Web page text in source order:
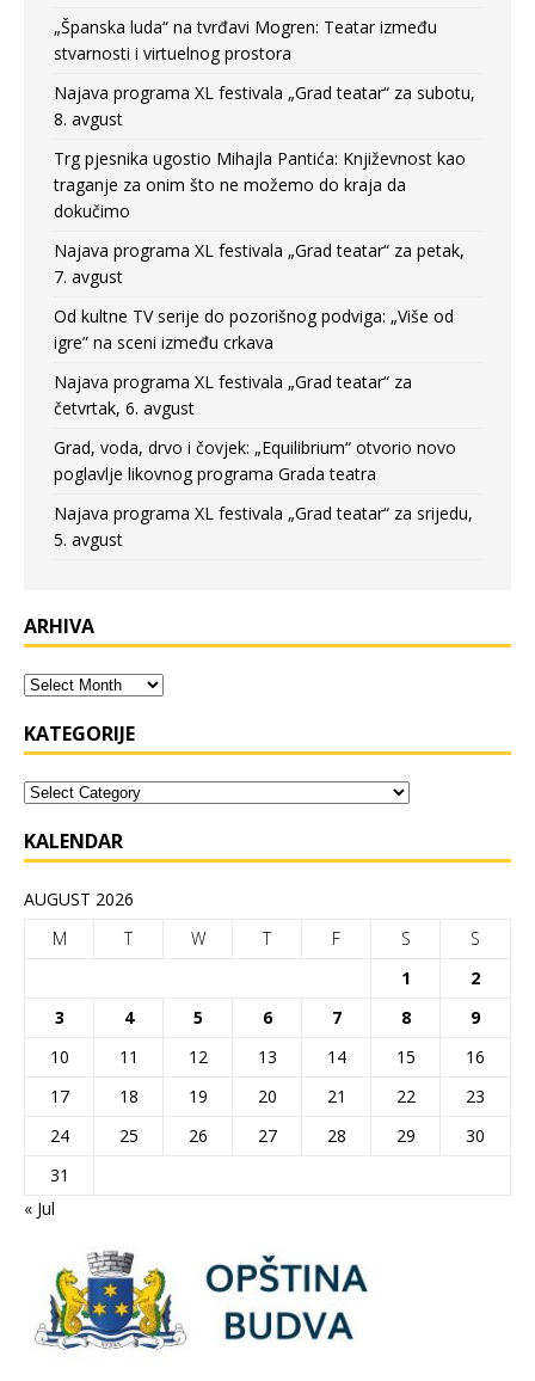
„Španska luda“ na tvrđavi Mogren: Teatar između
stvarnosti i virtuelnog prostora
Najava programa XL festivala „Grad teatar“ za subotu,
8. avgust
Trg pjesnika ugostio Mihajla Pantića: Književnost kao
traganje za onim što ne možemo do kraja da
dokučimo
Najava programa XL festivala „Grad teatar“ za petak,
7. avgust
Od kultne TV serije do pozorišnog podviga: „Više od
igre” na sceni između crkava
Najava programa XL festivala „Grad teatar“ za
četvrtak, 6. avgust
Grad, voda, drvo i čovjek: „Equilibrium“ otvorio novo
poglavlje likovnog programa Grada teatra
Najava programa XL festivala „Grad teatar“ za srijedu,
5. avgust
ARHIVA
KATEGORIJE
KALENDAR
AUGUST 2026
M
T W T F S
S
1
2
3
4 5 6 7 8
9
10
11 12 13 14 15
16
17
18 19 20 21 22
23
24
25 26 27 28 29
30
31
« Jul